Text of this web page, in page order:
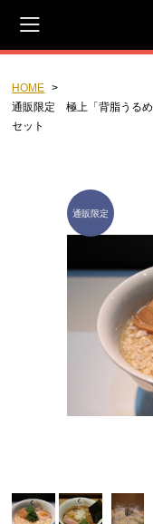
HOME
通販限定 極上「背脂うる
セット